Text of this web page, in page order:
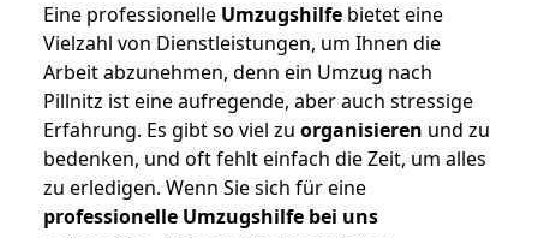
Eine professionelle Umzugshilfe bietet eine
Vielzahl von Dienstleistungen, um Ihnen die
Arbeit abzunehmen, denn ein Umzug nach
Pillnitz ist eine aufregende, aber auch stressige
Erfahrung. Es gibt so viel zu organisieren und zu
bedenken, und oft fehlt einfach die Zeit, um alles
zu erledigen. Wenn Sie sich für eine
professionelle Umzugshilfe bei uns